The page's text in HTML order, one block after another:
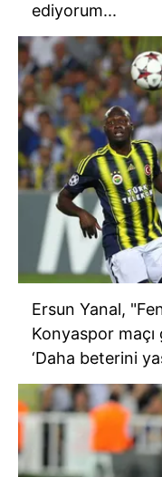
ediyorum...
Ersun Yanal,
Konyaspor
‘Daha beterini